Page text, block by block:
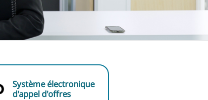
Système électronique
d'appel d'offres